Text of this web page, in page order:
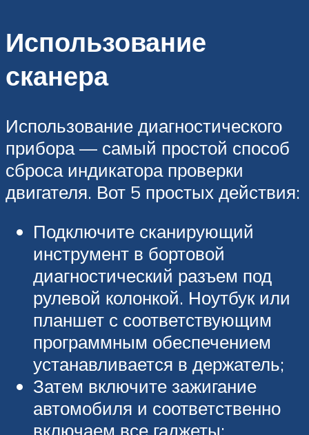
Использование
сканера
Использование диагностического
прибора — самый простой способ
сброса индикатора проверки
двигателя. Вот 5 простых действия:
Подключите сканирующий
инструмент в бортовой
диагностический разъем под
рулевой колонкой. Ноутбук или
планшет с соответствующим
программным обеспечением
устанавливается в держатель;
Затем включите зажигание
автомобиля и соответственно
включаем все гаджеты;